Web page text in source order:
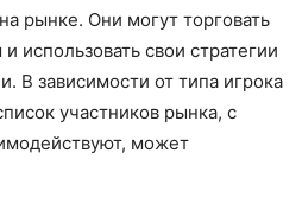
рынке. Они могут торговать
использовать свои стратегии
В зависимости от типа игрока
участников рынка, с
может